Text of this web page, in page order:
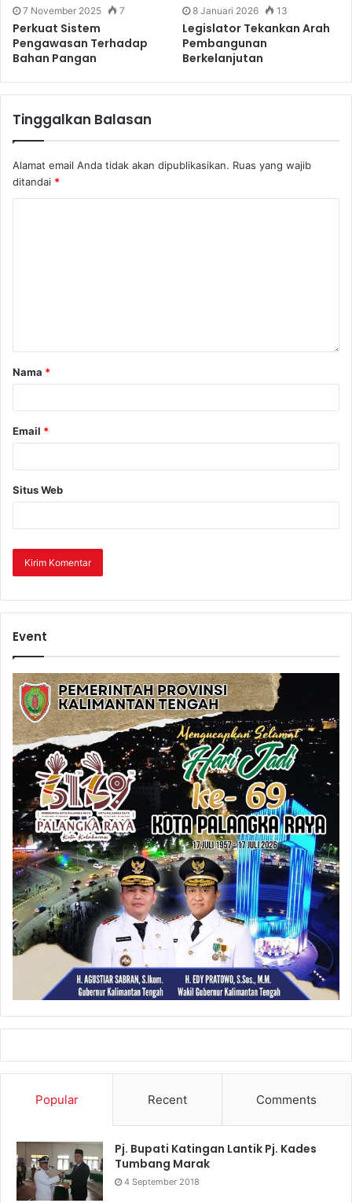
7 November 2025 7
Perkuat Sistem
Pengawasan Terhadap
Bahan Pangan
8 Januari 2026 13
Legislator Tekankan Arah
Pembangunan
Berkelanjutan
Tinggalkan Balasan
Alamat email Anda tidak akan dipublikasikan. Ruas yang wajib
ditandai *
Nama *
Email *
Situs Web
Event
Popular Recent Comments
Pj. Bupati Katingan Lantik Pj. Kades
Tumbang Marak
4 September 2018